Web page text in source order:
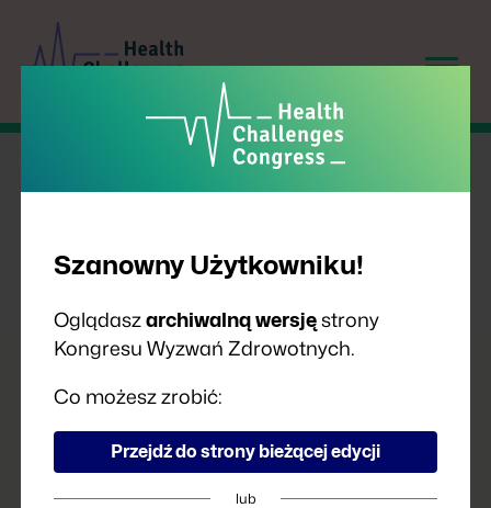
CZEGO MOŻEMY SIĘ
NAUCZYĆ OD INNYCH W
OBSZARZE SZCZEPIEŃ?
Szanowny Użytkowniku!
Oglądaszarchiwalną wersjęstrony
Kongresu Wyzwań Zdrowotnych.
Co możesz zrobić:
Przejdź do strony bieżącej edycji
lub